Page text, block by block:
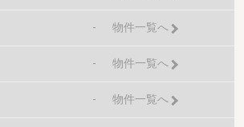
- 物件一覧へ
- 物件一覧へ
- 物件一覧へ